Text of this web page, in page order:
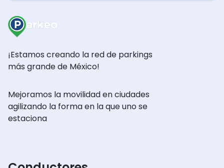
¡Estamos creando la red de parkings
más grande de México!
Mejoramos la movilidad en ciudades
agilizando la forma en la que uno se
estaciona